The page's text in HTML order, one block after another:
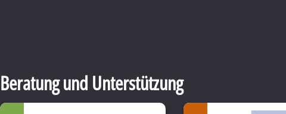
Beratung und Unterstützung